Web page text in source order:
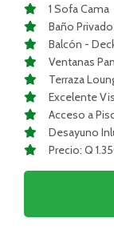
1 Sofa Cama
Baño Privado
Balcón -
Ventanas
Terraza
Excelente
Acceso a
Desayuno
Precio: Q